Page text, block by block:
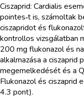
Ciszaprid: Cardialis
pointes‑t is, számoltak
ciszapridot és
kontrollos vizsgálatban
200 mg flukonazol és
alkalmazása a ciszaprid
megemelkedését és a
Flukonazol és ciszaprid
4.3 pont).